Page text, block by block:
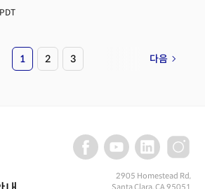
해 열띤 토론을 벌였다. 2026년 1월 스위스
적 타임라인보다 더 무서운 ‘경제적 충격’이었다.
턴십 부분에서 (일자리 감소) 영향이 시작될 것으로
1 2 3 다음
2905 Homestead Rd,
Santa Clara, CA 95051